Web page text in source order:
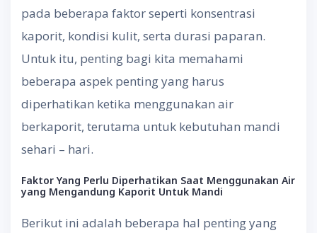
pada beberapa faktor seperti konsentrasi
kaporit, kondisi kulit, serta durasi paparan.
Untuk itu, penting bagi kita memahami
beberapa aspek penting yang harus
diperhatikan ketika menggunakan air
berkaporit, terutama untuk kebutuhan mandi
sehari – hari.
Faktor Yang Perlu Diperhatikan Saat Menggunakan Air
yang Mengandung Kaporit Untuk Mandi
Berikut ini adalah beberapa hal penting yang